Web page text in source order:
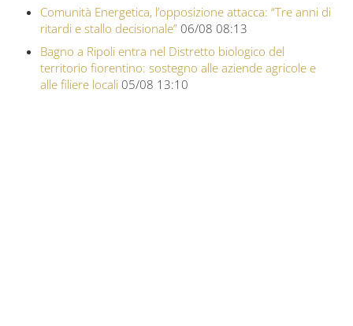
Comunità Energetica, l’opposizione attacca: “Tre anni di
ritardi e stallo decisionale” 06/08 08:13
Bagno a Ripoli entra nel Distretto biologico del
territorio fiorentino: sostegno alle aziende agricole e
alle filiere locali 05/08 13:10